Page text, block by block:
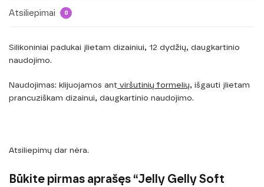
Atsiliepimai 0
Silikoniniai padukai įlietam dizainiui, 12 dydžių, daugkartinio
naudojimo.
Naudojimas: klijuojamos ant viršutinių formelių, išgauti įlietam
prancuziškam dizainui, daugkartinio naudojimo.
Atsiliepimų dar nėra.
Būkite pirmas aprašęs “Jelly Gelly Soft